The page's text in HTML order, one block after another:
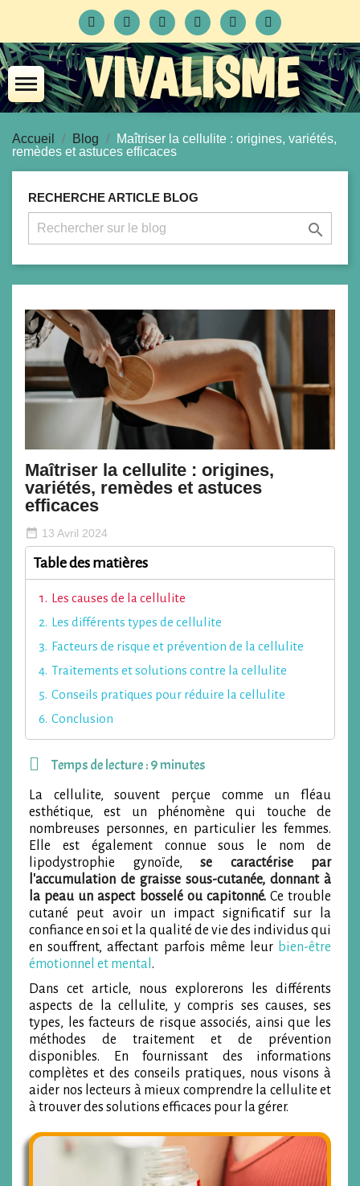
VIVALISME
Accueil Blog
Maîtriser la cellulite : origines, variétés,
remèdes et astuces efficaces
RECHERCHE ARTICLE BLOG

Maîtriser la cellulite : origines,
variétés, remèdes et astuces
efficaces
date_range 13 Avril 2024
Table des matières
Les causes de la cellulite
Les différents types de cellulite
Facteurs de risque et prévention de la cellulite
Traitements et solutions contre la cellulite
Conseils pratiques pour réduire la cellulite
Conclusion
Temps de lecture : 9 minutes
La cellulite, souvent perçue comme un fléau
esthétique, est un phénomène qui touche de
nombreuses personnes, en particulier les femmes.
Elle est également connue sous le nom de
lipodystrophie gynoïde, se caractérise par
l'accumulation de graisse sous-cutanée, donnant à
la peau un aspect bosselé ou capitonné.Ce trouble
cutané peut avoir un impact significatif sur la
confiance en soi et la qualité de vie des individus qui
en souffrent, affectant parfois même leur bien-être
émotionnel et mental .
Dans cet article, nous explorerons les différents
aspects de la cellulite, y compris ses causes, ses
types, les facteurs de risque associés, ainsi que les
méthodes de traitement et de prévention
disponibles. En fournissant des informations
complètes et des conseils pratiques, nous visons à
aider nos lecteurs à mieux comprendre la cellulite et
à trouver des solutions efficaces pour la gérer.